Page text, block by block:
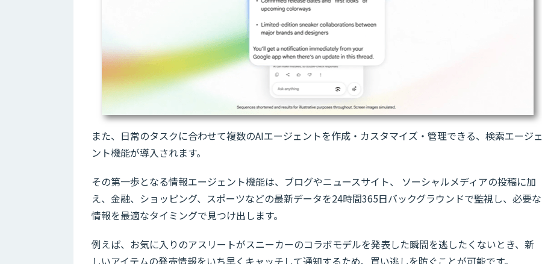
また、日常のタスクに合わせて複数のAIエージェントを作成・カスタマイズ・管理できる、検索エージェ
ント機能が導入されます。
その第一歩となる情報エージェント機能は、ブログやニュースサイト、 ソーシャルメディアの投稿に加
え、金融、ショッピング、スポーツなどの最新データを24時間365日バックグラウンドで監視し、必要な
情報を最適なタイミングで見つけ出します。
例えば、お気に入りのアスリートがスニーカーのコラボモデルを発表した瞬間を逃したくないとき、新
しいアイテムの発売情報をいち早くキャッチして通知するため、買い逃しを防ぐことが可能です。